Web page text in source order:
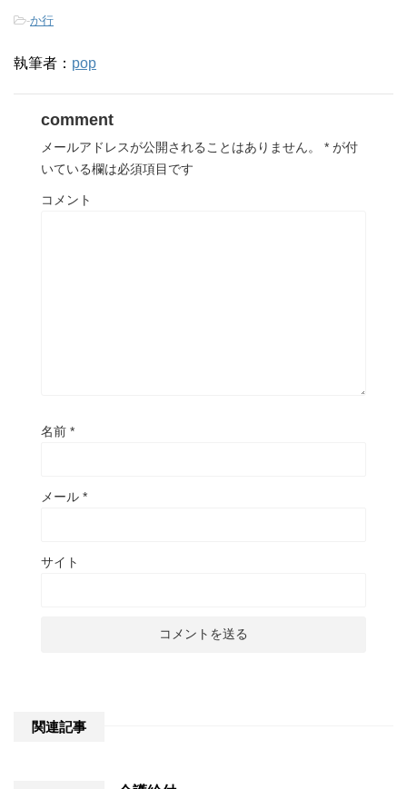
-か行
執筆者： pop
comment
メールアドレスが公開されることはありません。 * が付
いている欄は必須項目です
コメント
名前 *
メール *
サイト
関連記事